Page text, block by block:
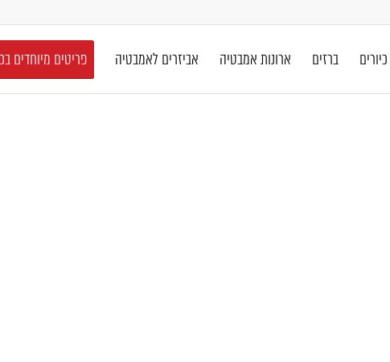
כיורים ברזים ארונות אמבטיה אביזרים לאמבטיה פריטים מיוחדים